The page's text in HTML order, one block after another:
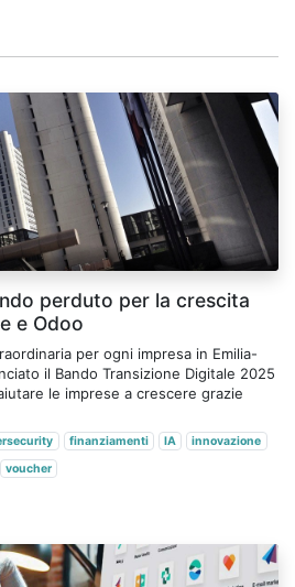
perduto per la crescita
e Odoo
per ogni impresa in Emilia-
il Bando Transizione Digitale 2025
le imprese a crescere grazie
finanziamenti IA
innovazione
voucher